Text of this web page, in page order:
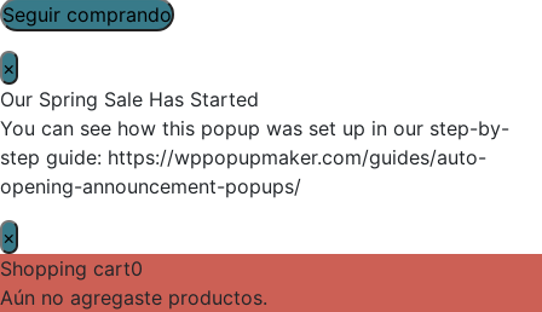
Seguir comprando
×
Our Spring Sale Has Started
You can see how this popup was set up in our step-by-
step guide: https://wppopupmaker.com/guides/auto-
opening-announcement-popups/
×
Shopping cart0
Aún no agregaste productos.